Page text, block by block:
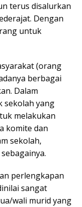
terus disalurkan
Dengan
untuk
(orang
berbagai
Dalam
sekolah yang
melakukan
komite dan
sekolah,
perlengkapan
sangat
wali murid yang